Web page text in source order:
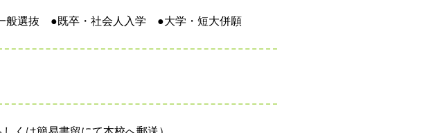
般選抜 ●既卒・社会人入学 ●大学・短大併願